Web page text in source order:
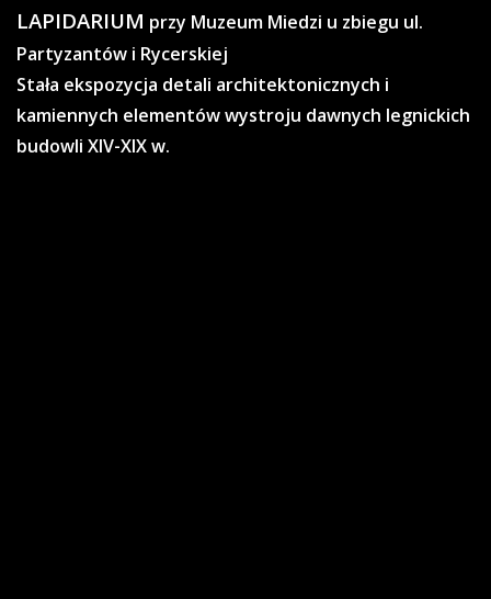
LAPIDARIUM przy Muzeum Miedzi u zbiegu ul.
Partyzantów i Rycerskiej
Stała ekspozycja detali architektonicznych i
kamiennych elementów wystroju dawnych legnickich
budowli XIV-XIX w.